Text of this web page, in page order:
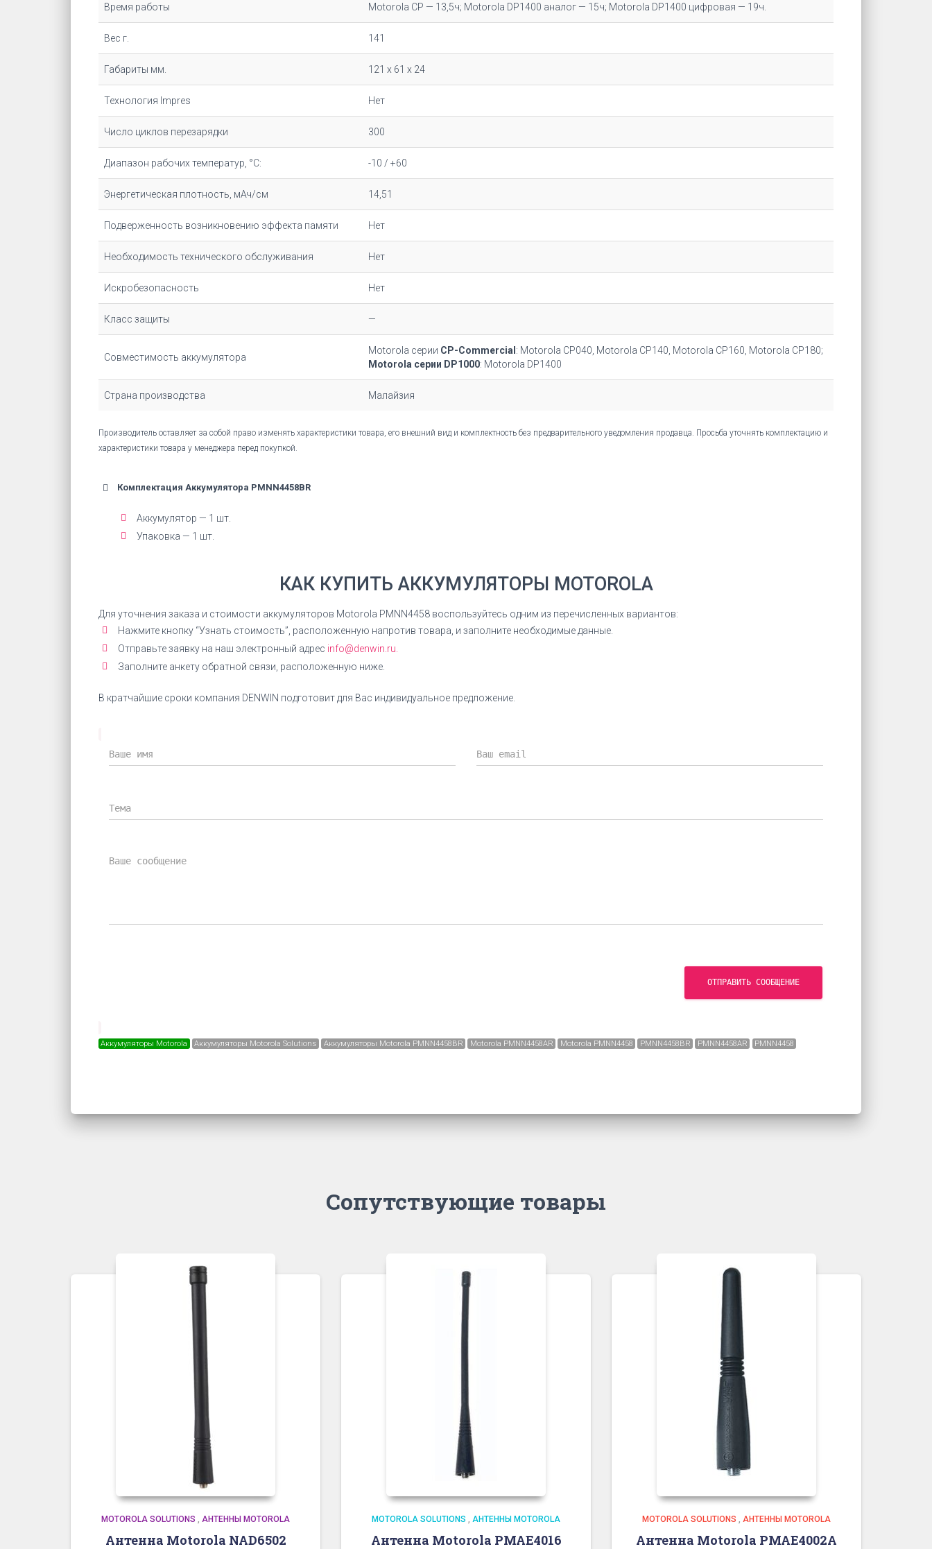
Время работы Motorola CP — 13,5ч; Motorola DP1400 аналог — 15ч; Motorola DP1400 цифровая — 19ч.
Вес г. 141
Габариты мм. 121 x 61 x 24
Технология Impres Нет
Число циклов перезарядки 300
Диапазон рабочих температур, °С: -10 / +60
Энергетическая плотность, мАч/cм 14,51
Подверженность возникновению эффекта памяти Нет
Необходимость технического обслуживания Нет
Искробезопасность Нет
Класс защиты —
Совместимость аккумулятора
Motorola серии CP-Commercial : Motorola CP040, Motorola CP140, Motorola CP160, Motorola CP180;
Motorola серии DP1000: Motorola DP1400
Страна производства Малайзия
Производитель оставляет за собой право изменять характеристики товара, его внешний вид и комплектность без предварительного уведомления продавца. Просьба уточнять комплектацию и
характеристики товара у менеджера перед покупкой.
Комплектация Аккумулятора PMNN4458BR
Аккумулятор — 1 шт.
Упаковка — 1 шт.
КАК КУПИТЬ АККУМУЛЯТОРЫ MOTOROLA
Для уточнения заказа и стоимости аккумуляторов Motorola PMNN4458 воспользуйтесь одним из перечисленных вариантов:
Нажмите кнопку “Узнать стоимость”, расположенную напротив товара, и заполните необходимые данные.
Отправьте заявку на наш электронный адрес info@denwin.ru.
Заполните анкету обратной связи, расположенную ниже.
В кратчайшие сроки компания DENWIN подготовит для Вас индивидуальное предложение.
ОТПРАВИТЬ СООБЩЕНИЕ
Аккумуляторы Motorola Аккумуляторы Motorola Solutions Аккумуляторы Motorola PMNN4458BR Motorola PMNN4458AR Motorola PMNN4458 PMNN4458BR PMNN4458AR PMNN4458
Сопутствующие товары
MOTOROLA SOLUTIONS , АНТЕННЫ MOTOROLA
Антенна Motorola NAD6502
MOTOROLA SOLUTIONS , АНТЕННЫ MOTOROLA
Антенна Motorola PMAE4016
MOTOROLA SOLUTIONS , АНТЕННЫ MOTOROLA
Антенна Motorola PMAE4002A